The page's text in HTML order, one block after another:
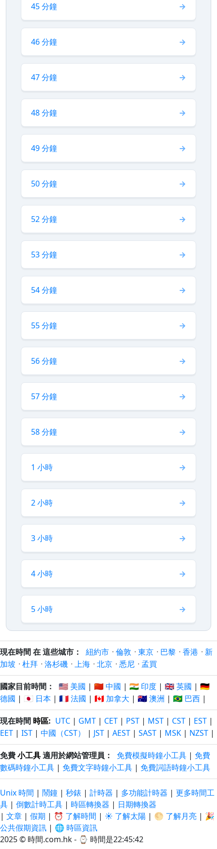
45 分鐘
46 分鐘
47 分鐘
48 分鐘
49 分鐘
50 分鐘
52 分鐘
53 分鐘
54 分鐘
55 分鐘
56 分鐘
57 分鐘
58 分鐘
1 小時
2 小時
3 小時
4 小時
5 小時
現在時間 在 這些城市： 紐約市 · 倫敦 · 東京 · 巴黎 · 香港 · 新
加坡 · 杜拜 · 洛杉磯 · 上海 · 北京 · 悉尼 · 孟買
國家目前時間： 🇺🇸 美國 | 🇨🇳 中國 | 🇮🇳 印度 | 🇬🇧 英國 | 🇩🇪
德國 | 🇯🇵 日本 | 🇫🇷 法國 | 🇨🇦 加拿大 | 🇦🇺 澳洲 | 🇧🇷 巴西 |
現在時間 時區: UTC | GMT | CET | PST | MST | CST | EST |
EET | IST | 中國（CST） | JST | AEST | SAST | MSK | NZST |
免費小工具適用於網站管理員： 免費模擬時鐘小工具 | 免費
數碼時鐘小工具 | 免費文字時鐘小工具 | 免費詞語時鐘小工具
Unix 時間 | 鬧鐘 | 秒錶 | 計時器 | 多功能計時器 | 更多時間工
具 | 倒數計時工具 | 時區轉換器 | 日期轉換器
| 文章 | 假期 | ⏰ 了解時間 | ☀️ 了解太陽 | 🌕 了解月亮 | 🎉
公共假期資訊 | 🌐 時區資訊
2025 © 時間.com.hk - ⌚ 時間是22:45:42